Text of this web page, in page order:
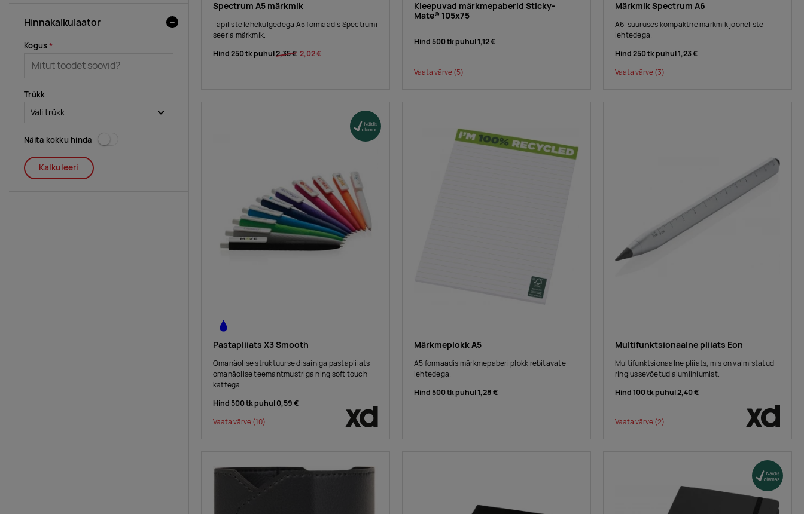
Spectrum A5 märkmik
Täpiliste lehekülgedega A5 formaadis Spectrumi
seeria märkmik.
Hind 250 tk puhul2,35 € 2,02 €
Kleepuvad märkmepaberid Sticky-
Mate® 105x75
Hind 500 tk puhul1,12 €
Vaata värve(5)
Märkmik Spectrum A6
A6-suuruses kompaktne märkmik jooneliste
lehtedega.
Hind 250 tk puhul1,23 €
Vaata värve(3)
Pastapliiats X3 Smooth
Omanäolise struktuurse disainiga pastapliiats
omanäolise teemantmustriga ning soft touch
kattega.
Hind 500 tk puhul0,59 €
Vaata värve(10)
Märkmeplokk A5
A5 formaadis märkmepaberi plokk rebitavate
lehtedega.
Hind 500 tk puhul1,28 €
Multifunktsionaalne pliiats Eon
Multifunktsionaalne pliiats, mis on valmistatud
ringlussevõetud alumiiniumist.
Hind 100 tk puhul2,40 €
Vaata värve(2)
Hinnakalkulaator
Kogus
Trükk
Näita kokku hinda
Kalkuleeri